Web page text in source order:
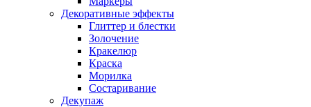
Декоративные эффекты
Глиттер и блестки
Золочение
Кракелюр
Краска
Морилка
Состаривание
Декупаж